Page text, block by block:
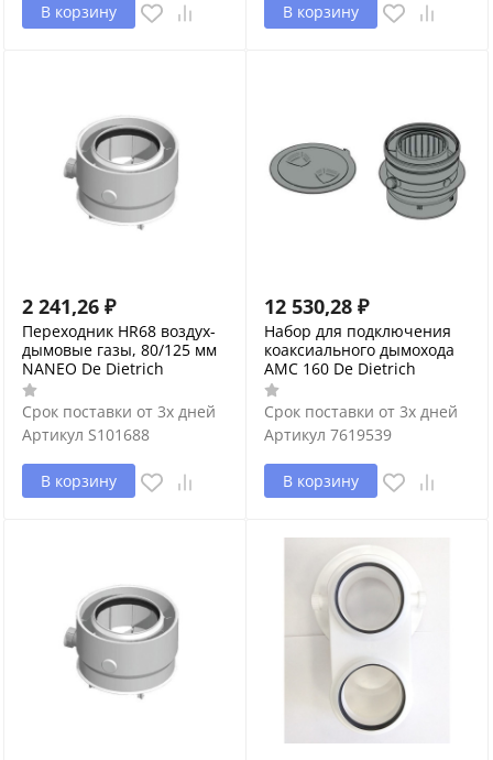
В корзину В корзину
2 241,26 ₽
Переходник HR68 воздух-
дымовые газы, 80/125 мм
NANEO De Dietrich
Срок поставки от 3х дней
Артикул S101688
В корзину
12 530,28 ₽
Набор для подключения
коаксиального дымохода
АМС 160 De Dietrich
Срок поставки от 3х дней
Артикул 7619539
В корзину